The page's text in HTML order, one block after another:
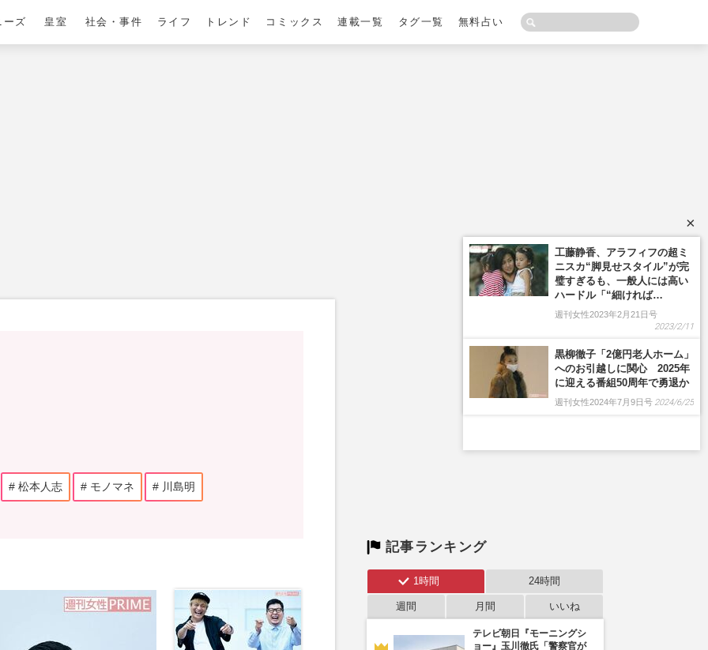
ーズ 皇室 社会・事件 ライフ トレンド コミックス 連載一覧 タグ一覧 無料占い
松本人志 モノマネ 川島明
記事ランキング
1時間 24時間
週間 月間 いいね
テレビ朝日『モーニングシ
ョー』玉川徹氏「警察官が
×
工藤静香、アラフィフの超ミ
ニスカ“脚見せスタイル”が完
璧すぎるも、一般人には高い
ハードル「“細ければ…
週刊女性2023年2月21日号
2023/2/11
黒柳徹子「2億円老人ホーム」
へのお引越しに関心 2025年
に迎える番組50周年で勇退か
週刊女性2024年7月9日号 2024/6/25